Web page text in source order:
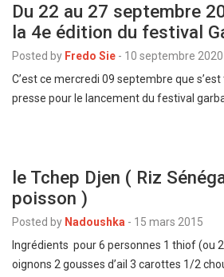
Du 22 au 27 septembre
la 4e édition du festival
Posted by Fredo Sie - 10 septembre 2020
C’est ce mercredi 09 septembre que
presse pour le lancement du festival
le Tchep Djen ( Riz
poisson )
Posted by Nadoushka - 15 mars 2015
Ingrédients pour 6 personnes 1 thiof (ou
oignons 2 gousses d’ail 3 carottes 1/2